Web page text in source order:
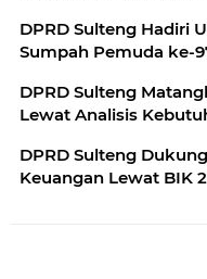
DPRD Sulteng Hadiri
Sumpah Pemuda ke-
DPRD Sulteng
Lewat Analisis
DPRD Sulteng
Keuangan Lewat BIK